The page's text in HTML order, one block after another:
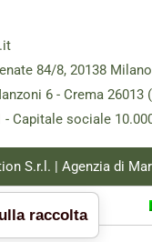
84/8, 20138
6 - Crema 26013
- Capitale sociale
S.r.l. | Agenzia di
raccolta